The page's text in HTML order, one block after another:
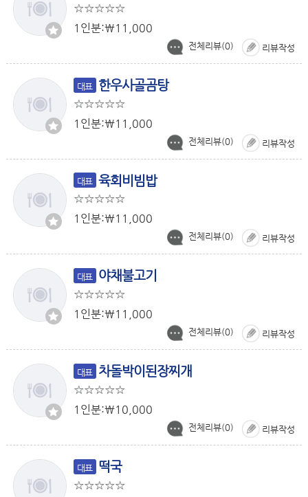
1인분:￦11,000
리뷰작성
전체리뷰(0)
대표 한우사골곰탕
1인분:￦11,000
리뷰작성
전체리뷰(0)
대표 육회비빔밥
1인분:￦11,000
리뷰작성
전체리뷰(0)
대표 야채불고기
1인분:￦11,000
리뷰작성
전체리뷰(0)
대표 차돌박이된장찌개
1인분:￦10,000
리뷰작성
전체리뷰(0)
대표 떡국